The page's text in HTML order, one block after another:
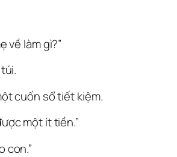
về làm gì?”
cuốn sổ tiết kiệm.
một ít tiền.”
con.”